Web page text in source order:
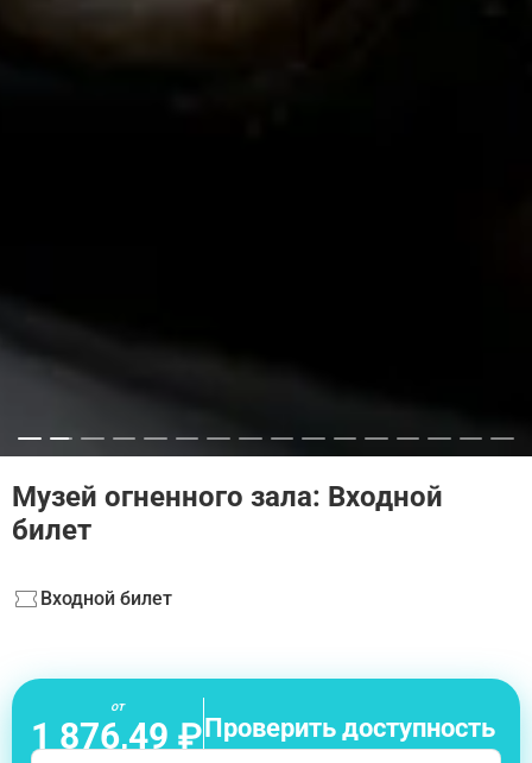
Музей огненного зала: Входной
билет
Входной билет
от
1 876,49 ₽Проверить доступность